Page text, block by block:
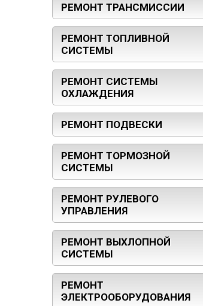
РЕМОНТ ТРАНСМИССИИ
РЕМОНТ ТОПЛИВНОЙ
СИСТЕМЫ
РЕМОНТ СИСТЕМЫ
ОХЛАЖДЕНИЯ
РЕМОНТ ПОДВЕСКИ
РЕМОНТ ТОРМОЗНОЙ
СИСТЕМЫ
РЕМОНТ РУЛЕВОГО
УПРАВЛЕНИЯ
РЕМОНТ ВЫХЛОПНОЙ
СИСТЕМЫ
РЕМОНТ
ЭЛЕКТРООБОРУДОВАНИЯ